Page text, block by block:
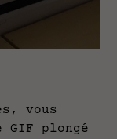
vous
plongé